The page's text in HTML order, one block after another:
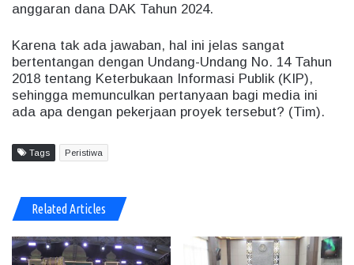
anggaran dana DAK Tahun 2024.
Karena tak ada jawaban, hal ini jelas sangat
bertentangan dengan Undang-Undang No. 14 Tahun
2018 tentang Keterbukaan Informasi Publik (KIP),
sehingga memunculkan pertanyaan bagi media ini
ada apa dengan pekerjaan proyek tersebut? (Tim).
Tags Peristiwa
Related Articles